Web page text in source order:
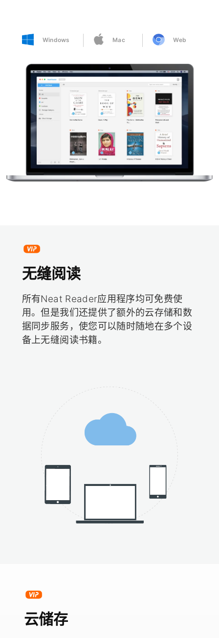
Windows Mac Web
无缝阅读
所有Neat Reader应用程序均可免费使
用。但是我们还提供了额外的云存储和数
据同步服务，使您可以随时随地在多个设
备上无缝阅读书籍。
云储存